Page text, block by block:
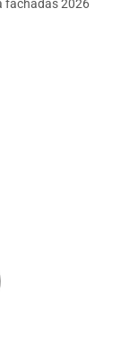
fachadas 2026